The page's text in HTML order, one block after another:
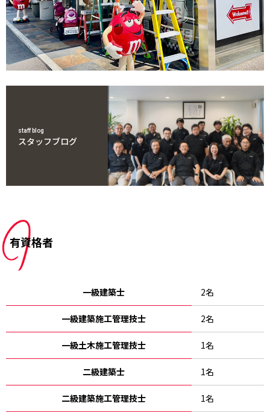
staff blog
スタッフブログ
有資格者
一級建築士 2名
一級建築施工管理技士 2名
一級土木施工管理技士 1名
二級建築士 1名
二級建築施工管理技士 1名